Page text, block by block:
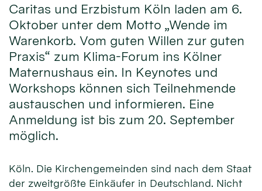
Caritas und Erzbistum Köln laden am 6.
Oktober unter dem Motto „Wende im
Warenkorb. Vom guten Willen zur guten
Praxis“ zum Klima-Forum ins Kölner
Maternushaus ein. In Keynotes und
Workshops können sich Teilnehmende
austauschen und informieren. Eine
Anmeldung ist bis zum 20. September
möglich.
Köln. Die Kirchengemeinden sind nach dem Staat
der zweitgrößte Einkäufer in Deutschland. Nicht